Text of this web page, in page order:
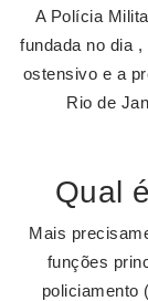
A Polícia
fundada no dia
ostensivo e a
Rio de
Qual
Mais
funções
policiamento